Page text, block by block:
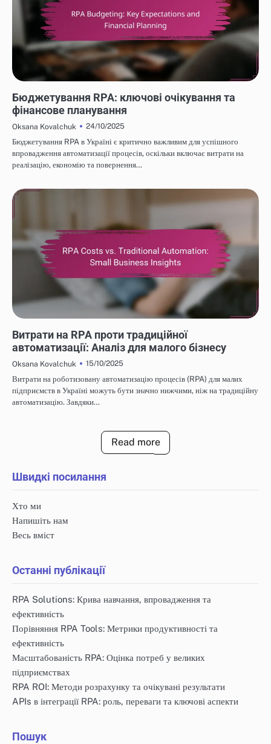
Бюджетування RPA: ключові очікування та
фінансове планування
Oksana Kovalchuk
24/10/2025
Бюджетування RPA в Україні є критично важливим для успішного
впровадження автоматизації процесів, оскільки включає витрати на
реалізацію, економію та повернення…
Витрати на RPA проти традиційної
автоматизації: Аналіз для малого бізнесу
Oksana Kovalchuk
15/10/2025
Витрати на роботизовану автоматизацію процесів (RPA) для малих
підприємств в Україні можуть бути значно нижчими, ніж на традиційну
автоматизацію. Завдяки…
Read more
Швидкі посилання
Хто ми
Напишіть нам
Весь вміст
Останні публікації
RPA Solutions: Крива навчання, впровадження та
ефективність
Порівняння RPA Tools: Метрики продуктивності та
ефективність
Масштабованість RPA: Оцінка потреб у великих
підприємствах
RPA ROI: Методи розрахунку та очікувані результати
APIs в інтеграції RPA: роль, переваги та ключові аспекти
Пошук